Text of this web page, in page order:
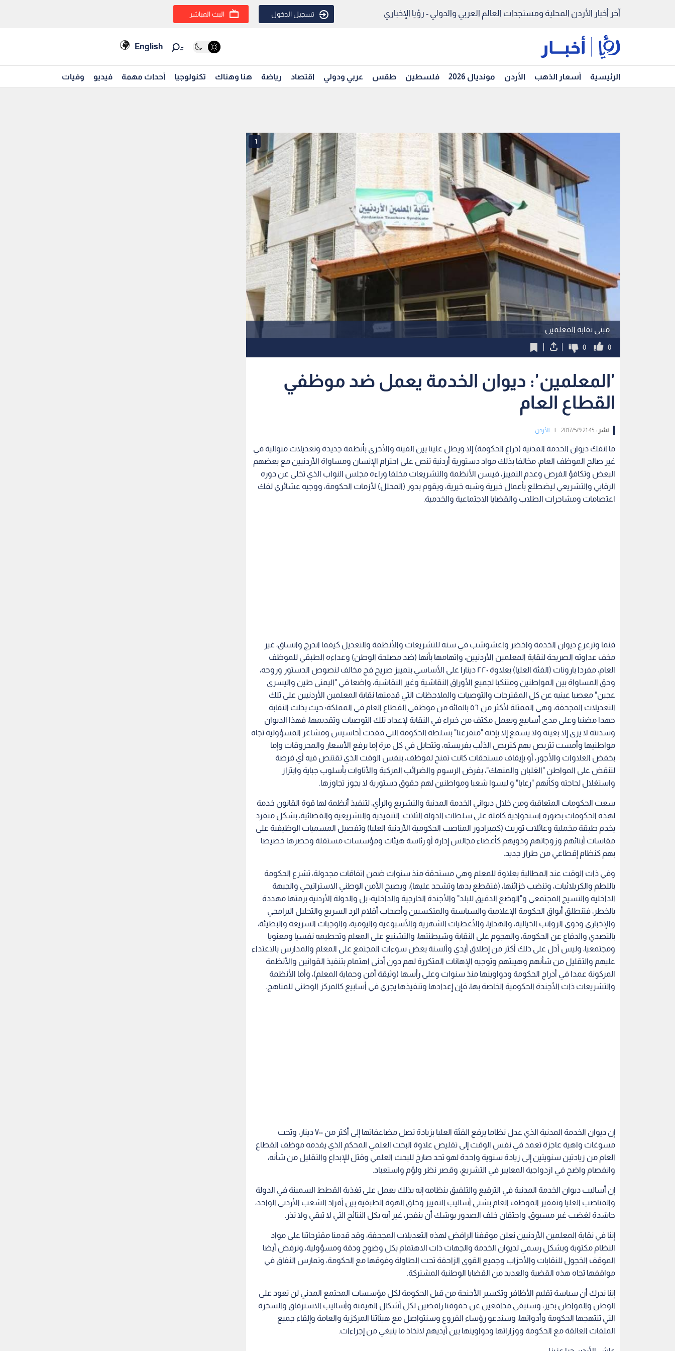
آخر أخبار الأردن المحلية ومستجدات العالم العربي والدولي - رؤيا الإخباري تسجيل الدخول البث المباشر
English
الرئيسية أسعار الذهب الأردن مونديال 2026 فلسطين طقس عربي ودولي اقتصاد رياضة هنا وهناك تكنولوجيا أحداث مهمة فيديو وفيات
مبنى نقابة المعلمين
1
0
0
'المعلمين': ديوان الخدمة يعمل ضد موظفي
القطاع العام
نشر :21:45 2017/5/9 الأردن
ما انفك ديوان الخدمة المدنية (ذراع الحكومة) إلا ويطل علينا بين الفينة والأخرى بأنظمة جديدة وتعديلات متوالية في
غير صالح الموظف العام، مخالفا بذلك مواد دستورية أردنية تنص على احترام الإنسان ومساواة الأردنيين مع بعضهم
البعض وتكافؤ الفرص وعدم التمييز، فيسن الأنظمة والتشريعات مخلفا وراءه مجلس النواب الذي تخلى عن دوره
الرقابي والتشريعي ليضطلع بأعمال خيرية وشبه خيرية، ويقوم بدور (المحلل) لأزمات الحكومة، ووجيه عشائري لفك
اعتصامات ومشاجرات الطلاب والقضايا الاجتماعية والخدمية.
فنما وترعرع ديوان الخدمة واخضر واعشوشب في سنه للتشريعات والأنظمة والتعديل كيفما اندرج وانساق، غير
مخف عداوته الصريحة لنقابة المعلمين الأردنيين، واتهامها بأنها (ضد مصلحة الوطن) وعداءه الطبقي للموظف
العام، مفردا بارونات (الفئة العليا) بعلاوة ٢٢٠ دينارا على الأساسي بتمييز صريح فج مخالف لنصوص الدستور وروحه،
وحق المساواة بين المواطنين ومتنكبا لجميع الأوراق النقاشية وغير النقاشية، واضعا في "اليمنى طين واليسرى
عجين" معصبا عينيه عن كل المقترحات والتوصيات والملاحظات التي قدمتها نقابة المعلمين الأردنيين على تلك
التعديلات المجحفة، وهي الممثلة لأكثر من ٥٦ بالمائة من موظفي القطاع العام في المملكة؛ حيث بذلت النقابة
جهدا مضنيا وعلى مدى أسابيع وبعمل مكثف من خبراء في النقابة لإعداد تلك التوصيات وتقديمها، فهذا الديوان
وسدنته لا يرى إلا بعينه ولا يسمع إلا بإذنه "متفرعنا" بسلطة الحكومة التي فقدت أحاسيس ومشاعر المسؤولية تجاه
مواطنيها وأمست تتربص بهم كتربص الذئب بفريسته، وتتحايل في كل مرة إما برفع الأسعار والمحروقات وإما
بخفض العلاوات والأجور، أو بإيقاف مستحقات كانت تمنح لموظف، بنفس الوقت الذي تقتنص فيه أي فرصة
لتنقض على المواطن "الغلبان والمنهك"، بفرض الرسوم والضرائب المركبة والأتاوات بأسلوب جباية وابتزاز
واستغلال لحاجته وكأنهم "رعايا" و ليسوا شعبا ومواطنين لهم حقوق دستورية لا يجوز تجاوزها.
سعت الحكومات المتعاقبة ومن خلال ديواني الخدمة المدنية والتشريع والرأي، لتنفيذ أنظمة لها قوة القانون خدمة
لهذه الحكومات بصورة استحواذية كاملة على سلطات الدولة الثلاث: التنفيذية والتشريعية والقضائية، بشكل متفرد
يخدم طبقة مخملية وعائلات توريث (كمبرادور المناصب الحكومية الأردنية العليا) وتفصيل المسميات الوظيفية على
مقاسات أبنائهم وزوجاتهم وذويهم كأعضاء مجالس إدارة أو رئاسة هيئات ومؤسسات مستقلة وحصرها خصيصا
بهم كنظام إقطاعي من طراز جديد.
وفي ذات الوقت عند المطالبة بعلاوة للمعلم وهي مستحقة منذ سنوات ضمن اتفاقات مجدولة، تشرع الحكومة
باللطم والكربلائيات، وتنضب خزائنها، (فتقطع يدها وتشحد عليها)، ويصبح الأمن الوطني الاستراتيجي والجبهة
الداخلية والنسيج المجتمعي و"الوضع الدقيق للبلد" والأجندة الخارجية والداخلية؛ بل والدولة الأردنية برمتها مهددة
بالخطر، فتنطلق أبواق الحكومة الإعلامية والسياسية والمتكسبين وأصحاب أقلام الرد السريع والتحليل البرامجي
والإخباري وذوي الرواتب الخيالية، والهدايا، والأعطيات الشهرية والأسبوعية واليومية، والوجبات السريعة والبطيئة،
بالتصدي والدفاع عن الحكومة، والهجوم على النقابة وشيطنتها، والتشنيع على المعلم وتحطيمه نفسيا ومعنويا
ومجتمعيا، وليس أدل على ذلك أكثر من إطلاق أيدي وألسنة بعض سوءات المجتمع على المعلم والمدارس بالاعتداء
عليهم والتقليل من شأنهم وهيبتهم وتوجيه الإهانات المتكررة لهم دون أدنى اهتمام بتنفيذ القوانين والأنظمة
المركونة عمدا في أدراج الحكومة ودواوينها منذ سنوات وعلى رأسها (وثيقة أمن وحماية المعلم)، وأما الأنظمة
والتشريعات ذات الأجندة الحكومية الخاصة بها، فإن إعدادها وتنفيذها يجري في أسابيع كالمركز الوطني للمناهج.
إن ديوان الخدمة المدنية الذي عدل نظاما يرفع الفئة العليا بزيادة تصل مضاعفاتها إلى أكثر من ٧٠٠ دينار، وتحت
مسوغات واهية عاجزة تعمد في نفس الوقت إلى تقليص علاوة البحث العلمي المحكم الذي يقدمه موظف القطاع
العام من زيادتين سنويتين إلى زيادة سنوية واحدة لهو تحد صارخ للبحث العلمي وقتل للإبداع والتقليل من شأنه،
وانفصام واضح في ازدواجية المعايير في التشريع، وقصر نظر ولؤم واستعباد.
إن أساليب ديوان الخدمة المدنية في الترقيع والتلفيق بنظامه إنه بذلك يعمل على تغذية القطط السمينة في الدولة
والمناصب العليا وتفقير الموظف العام بشتى أساليب التمييز وخلق الهوة الطبقية بين أفراد الشعب الأردني الواحد،
حاشدة لغضب غير مسبوق، واحتقان خلف الصدور يوشك أن ينفجر، غير آبه بكل النتائج التي لا تبقي ولا تذر.
إننا في نقابة المعلمين الأردنيين نعلن موقفنا الرافض لهذه التعديلات المجحفة، وقد قدمنا مقترحاتنا على مواد
النظام مكتوبة وبشكل رسمي لديوان الخدمة والجهات ذات الاهتمام بكل وضوح ودقة ومسؤولية، ونرفض أيضا
الموقف الخجول للنقابات والأحزاب وجميع القوى الزاحفة تحت الطاولة وفوقها مع الحكومة، وتمارس النفاق في
مواقفها تجاه هذه القضية والعديد من القضايا الوطنية المشتركة.
إننا ندرك أن سياسة تقليم الأظافر وتكسير الأجنحة من قبل الحكومة لكل مؤسسات المجتمع المدني لن تعود على
الوطن والمواطن بخير، وسنبقى مدافعين عن حقوقنا رافضين لكل أشكال الهيمنة وأساليب الاسترقاق والسخرة
التي تنتهجها الحكومة وأدواتها، وسندعو رؤساء الفروع وسنتواصل مع هيئاتنا المركزية والعامة وإلقاء جميع
الملفات العالقة مع الحكومة ووزاراتها ودواوينها بين أيديهم لاتخاذ ما ينبغي من إجراءات.